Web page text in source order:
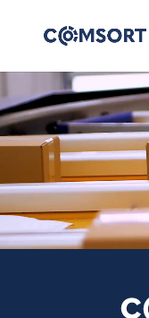
Player